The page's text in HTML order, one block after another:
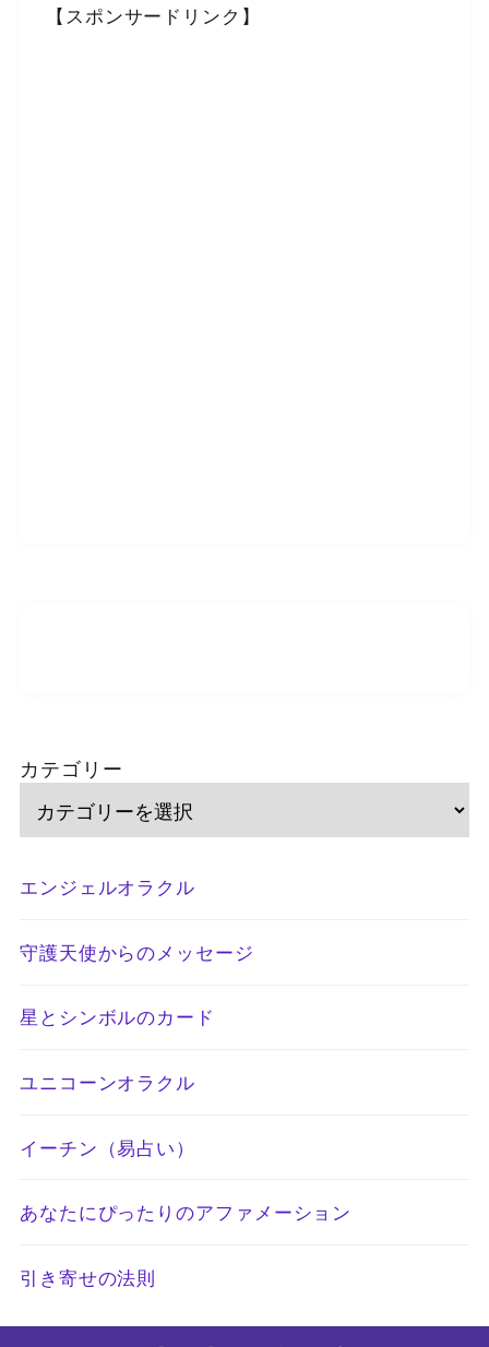
【スポンサードリンク】
カテゴリー
エンジェルオラクル
守護天使からのメッセージ
星とシンボルのカード
ユニコーンオラクル
イーチン（易占い）
あなたにぴったりのアファメーション
引き寄せの法則